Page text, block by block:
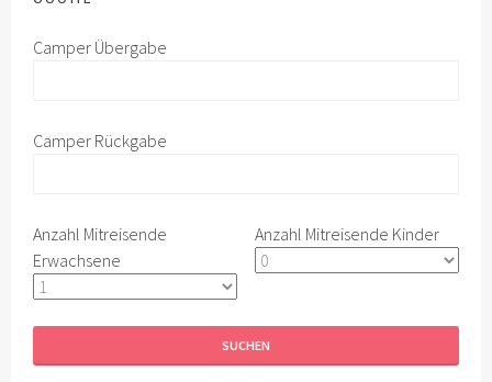
Camper Übergabe
Camper Rückgabe
Anzahl Mitreisende
Erwachsene
Anzahl Mitreisende Kinder